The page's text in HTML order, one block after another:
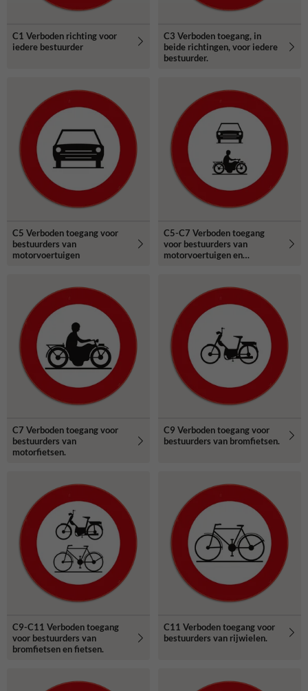
C1 Verboden richting voor
iedere bestuurder
C3 Verboden toegang, in
beide richtingen, voor iedere
bestuurder.
C5 Verboden toegang voor
bestuurders van
motorvoertuigen
C5-C7 Verboden toegang
voor bestuurders van
motorvoertuigen en
C7 Verboden toegang voor
bestuurders van
motorfietsen.
C9 Verboden toegang voor
bestuurders van bromfietsen.
C9-C11 Verboden toegang
voor bestuurders van
bromfietsen en fietsen.
C11 Verboden toegang voor
bestuurders van rijwielen.